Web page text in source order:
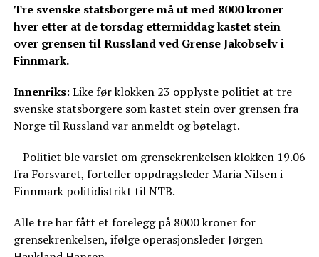
Tre svenske statsborgere må ut med 8000 kroner
hver etter at de torsdag ettermiddag kastet stein
over grensen til Russland ved Grense Jakobselv i
Finnmark.
Innenriks: Like før klokken 23 opplyste politiet at tre
svenske statsborgere som kastet stein over grensen fra
Norge til Russland var anmeldt og bøtelagt.
– Politiet ble varslet om grensekrenkelsen klokken 19.06
fra Forsvaret, forteller oppdragsleder Maria Nilsen i
Finnmark politidistrikt til NTB.
Alle tre har fått et forelegg på 8000 kroner for
grensekrenkelsen, ifølge operasjonsleder Jørgen